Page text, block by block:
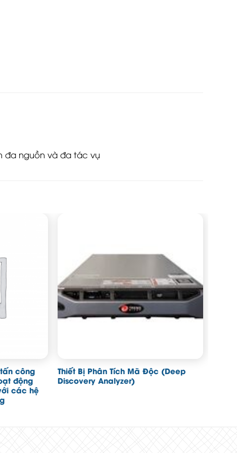
đa nguồn và đa tác vụ
công
động
các hệ
Thiết Bị Phân Tích Mã Độc (Deep
Discovery Analyzer)